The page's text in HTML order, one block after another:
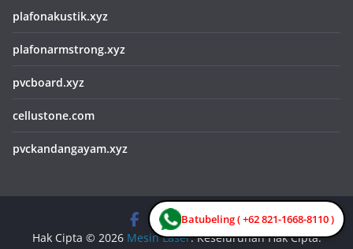
plafonakustik.xyz
plafonarmstrong.xyz
pvcboard.xyz
cellustone.com
pvckandangayam.xyz
Hak Cipta © 2026 Mesin Laser. Keseluruhan Hak Cipta.
Batubeling ( +62 821-1668-8110 )